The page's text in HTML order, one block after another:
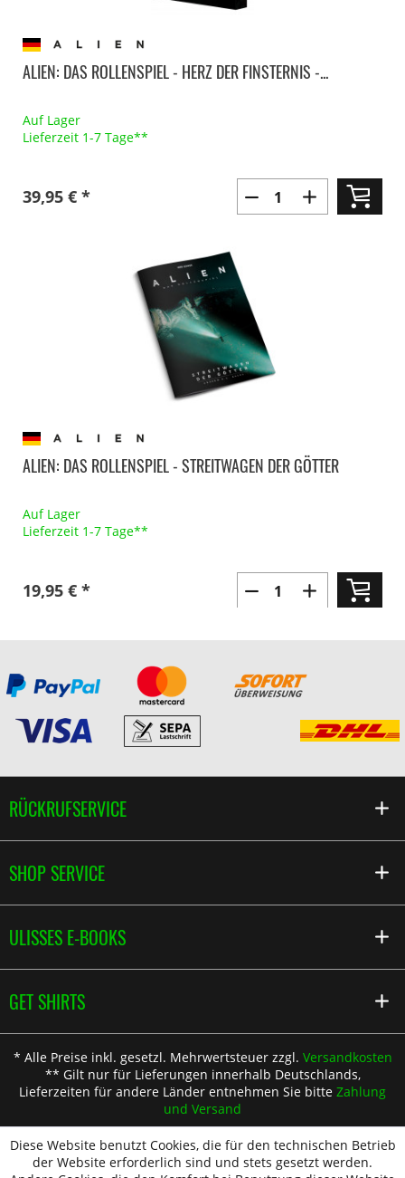
ALIEN: DAS ROLLENSPIEL - HERZ DER FINSTERNIS -...
Auf Lager
Lieferzeit 1-7 Tage**
39,95 € *
ALIEN: DAS ROLLENSPIEL - STREITWAGEN DER GÖTTER
Auf Lager
Lieferzeit 1-7 Tage**
19,95 € *
RÜCKRUFSERVICE
SHOP SERVICE
ULISSES E-BOOKS
GET SHIRTS
* Alle Preise inkl. gesetzl. Mehrwertsteuer zzgl. Versandkosten
** Gilt nur für Lieferungen innerhalb Deutschlands,
Lieferzeiten für andere Länder entnehmen Sie bitte Zahlung
und Versand
Diese Website benutzt Cookies, die für den technischen Betrieb
der Website erforderlich sind und stets gesetzt werden.